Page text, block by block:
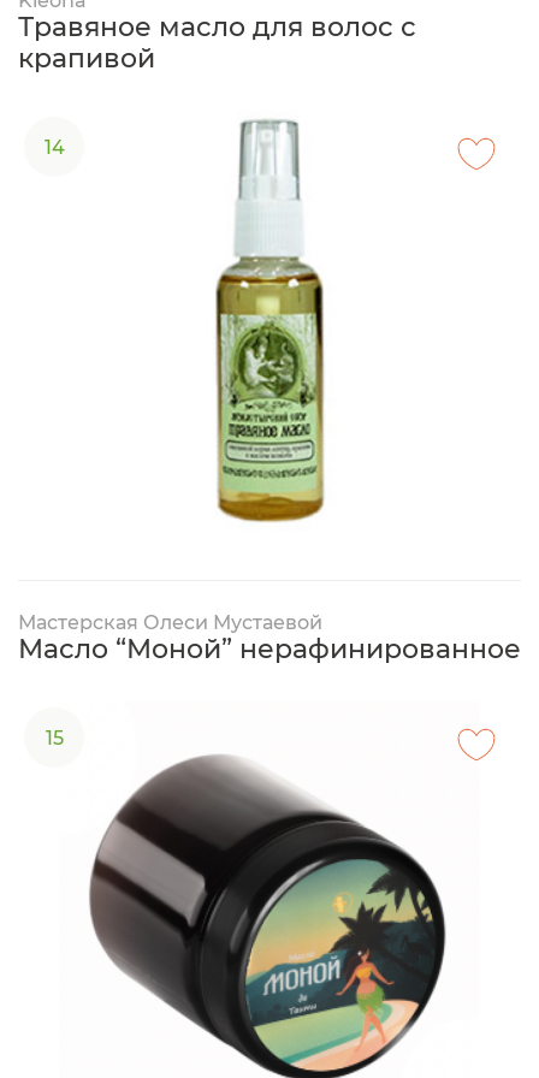
Травяное масло для волос с
крапивой
14
Мастерская Олеси Мустаевой
Масло “Моной” нерафинированное
15